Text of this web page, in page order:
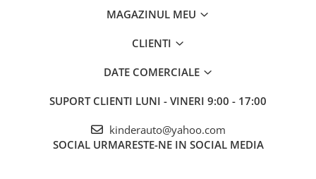
MAGAZINUL MEU
CLIENTI
DATE COMERCIALE
SUPORT CLIENTI LUNI - VINERI 9:00 - 17:00
kinderauto@yahoo.com
SOCIAL URMARESTE-NE IN SOCIAL MEDIA